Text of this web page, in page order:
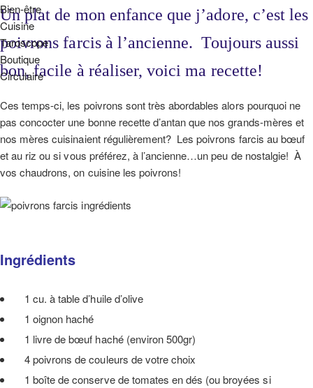
Bien-être
Cuisine
Taroscope
Boutique
Circulaire
Un plat de mon enfance que j’adore, c’est les
poivrons farcis à l’ancienne. Toujours aussi
bon, facile à réaliser, voici ma recette!
Ces temps-ci, les poivrons sont très abordables alors pourquoi ne
pas concocter une bonne recette d’antan que nos grands-mères et
nos mères cuisinaient régulièrement? Les poivrons farcis au bœuf
et au riz ou si vous préférez, à l’ancienne…un peu de nostalgie! À
vos chaudrons, on cuisine les poivrons!
Ingrédients
1 cu. à table d’huile d’olive
1 oignon haché
1 livre de bœuf haché (environ 500gr)
4 poivrons de couleurs de votre choix
1 boîte de conserve de tomates en dés (ou broyées si